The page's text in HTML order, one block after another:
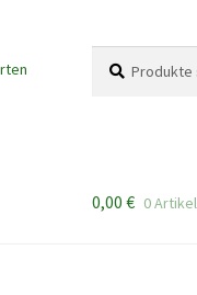
nach:
0,00 € 0 Artikel